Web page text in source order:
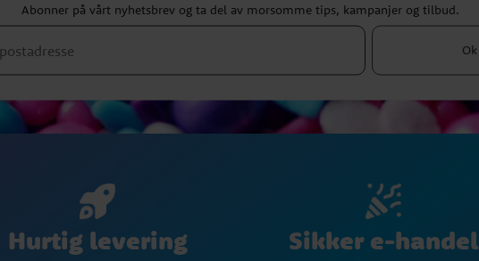
Abonner på vårt nyhetsbrev og ta del av morsomme tips, kampanjer og tilbud.
Ok
Hurtig levering Sikker e-handel